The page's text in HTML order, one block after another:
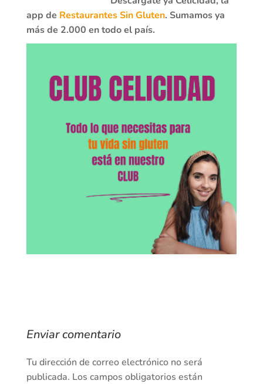
app de Restaurantes Sin Gluten. Sumamos ya
más de 2.000 en todo el país.
Enviar comentario
Tu dirección de correo electrónico no será
publicada. Los campos obligatorios están